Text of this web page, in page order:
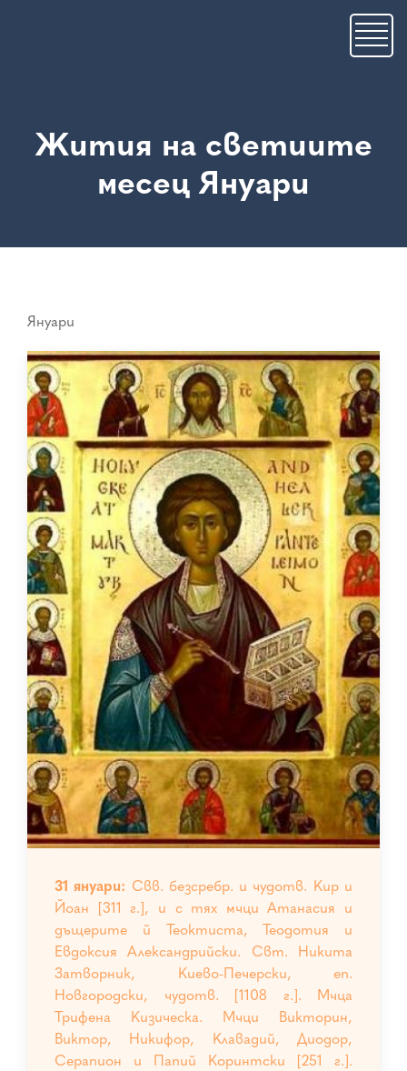
Жития на светиите
месец Януари
Януари
31 януари: Свв. безсребр. и чудотв. Кир и
Йоан [311 г.], и с тях мчци Атанасия и
дъщерите й Теоктиста, Теодотия и
Евдоксия Александрийски. Свт. Никита
Затворник, Киево-Печерски, еп.
Новгородски, чудотв. [1108 г.]. Мчца
Трифена Кизическа. Мчци Викторин,
Виктор, Никифор, Клавадий, Диодор,
Серапион и Папий Коринтски [251 г.].